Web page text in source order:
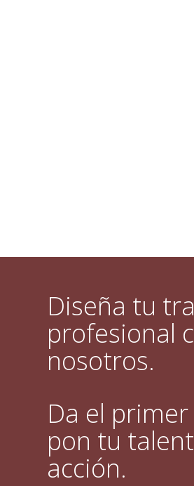
Diseña tu
profesional
nosotros.
Da el
pon tu
acción.